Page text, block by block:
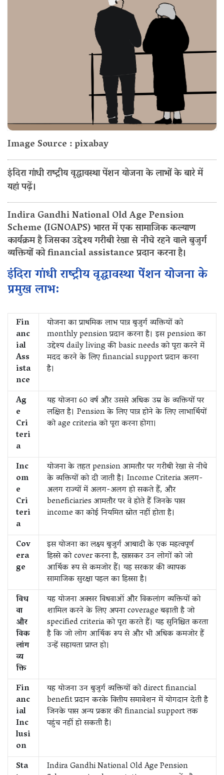
Image Source : pixabay
इंदिरा गांधी राष्ट्रीय वृद्धावस्था पेंशन योजना के लाभों के बारे में
यहां पढ़ें।
Indira Gandhi National Old Age Pension
Scheme (IGNOAPS) भारत में एक सामाजिक कल्याण
कार्यक्रम है जिसका उद्देश्य गरीबी रेखा से नीचे रहने वाले बुजुर्ग
व्यक्तियों को financial assistance प्रदान करना है।
इंदिरा गांधी राष्ट्रीय वृद्धावस्था पेंशन योजना के
प्रमुख लाभ:
Fin
anc
ial
Ass
ista
nce
योजना का प्राथमिक लाभ पात्र बुजुर्ग व्यक्तियों को
monthly pension प्रदान करना है। इस pension का
उद्देश्य daily living की basic needs को पूरा करने में
मदद करने के लिए financial support प्रदान करना
है।
Ag
e
Cri
teri
a
यह योजना 60 वर्ष और उससे अधिक उम्र के व्यक्तियों पर
लक्षित है। Pension के लिए पात्र होने के लिए लाभार्थियों
को age criteria को पूरा करना होगा।
Inc
om
e
Cri
teri
a
योजना के तहत pension आमतौर पर गरीबी रेखा से नीचे
के व्यक्तियों को दी जाती है। Income Criteria अलग-
अलग राज्यों में अलग-अलग हो सकते हैं, और
beneficiaries आमतौर पर वे होते हैं जिनके पास
income का कोई नियमित स्रोत नहीं होता है।
Cov
era
ge
इस योजना का लक्ष्य बुजुर्ग आबादी के एक महत्वपूर्ण
हिस्से को cover करना है, खासकर उन लोगों को जो
आर्थिक रूप से कमजोर हैं। यह सरकार की व्यापक
सामाजिक सुरक्षा पहल का हिस्सा है।
विध
वा
और
विक
लांग
व्य
क्ति
यह योजना अक्सर विधवाओं और विकलांग व्यक्तियों को
शामिल करने के लिए अपना coverage बढ़ाती है जो
specified criteria को पूरा करते हैं। यह सुनिश्चित करता
है कि जो लोग आर्थिक रूप से और भी अधिक कमजोर हैं
उन्हें सहायता प्राप्त हो।
Fin
anc
ial
Inc
lusi
on
यह योजना उन बुजुर्ग व्यक्तियों को direct financial
benefit प्रदान करके वित्तीय समावेशन में योगदान देती है
जिनके पास अन्य प्रकार की financial support तक
पहुंच नहीं हो सकती है।
Sta Indira Gandhi National Old Age Pension